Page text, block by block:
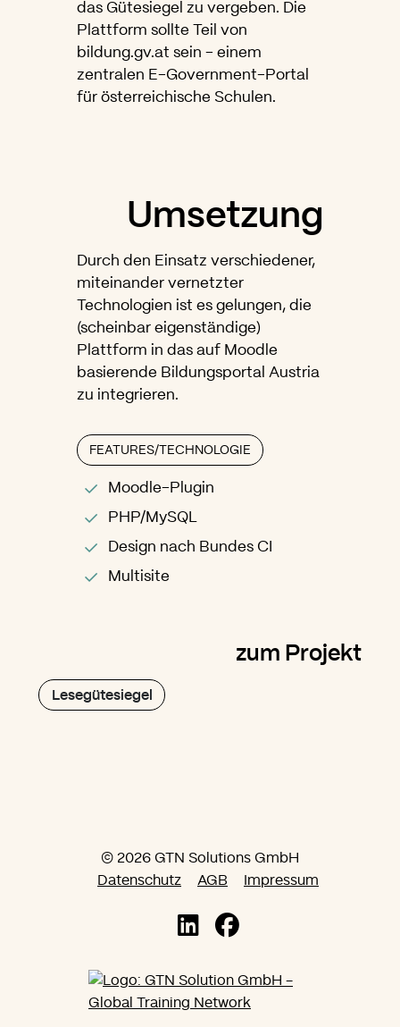
das Gütesiegel zu vergeben. Die
Plattform sollte Teil von
bildung.gv.at sein - einem
zentralen E-Government-Portal
für österreichische Schulen.
Umsetzung
Durch den Einsatz verschiedener,
miteinander vernetzter
Technologien ist es gelungen, die
(scheinbar eigenständige)
Plattform in das auf Moodle
basierende Bildungsportal Austria
zu integrieren.
FEATURES/TECHNOLOGIE
Moodle-Plugin
PHP/MySQL
Design nach Bundes CI
Multisite
zum Projekt
Lesegütesiegel
© 2026 GTN Solutions GmbH
Datenschutz
AGB Impressum